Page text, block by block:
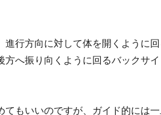
進行方向に対して体を開くように
方へ振り向くように回るバックサ
てもいいのですが、ガイド的には